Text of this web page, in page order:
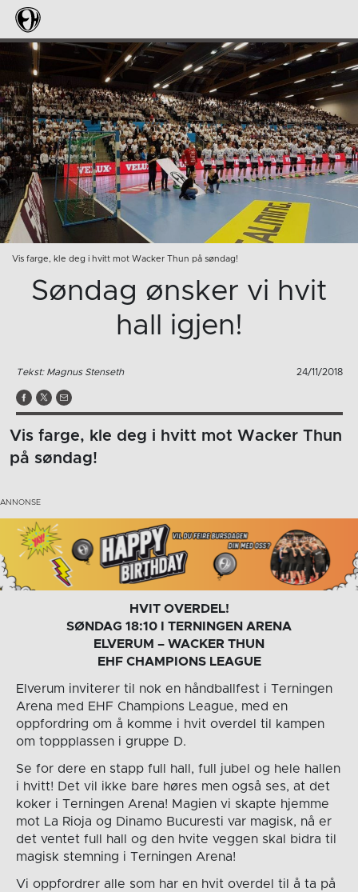
Vis farge, kle deg i hvitt mot Wacker Thun på søndag!
Søndag ønsker vi hvit
hall igjen!
Tekst: Magnus Stenseth 24/11/2018
Vis farge, kle deg i hvitt mot Wacker Thun
på søndag!
HVIT OVERDEL!
SØNDAG 18:10 I TERNINGEN ARENA
ELVERUM – WACKER THUN
EHF CHAMPIONS LEAGUE
Elverum inviterer til nok en håndballfest i Terningen
Arena med EHF Champions League, med en
oppfordring om å komme i hvit overdel til kampen
om toppplassen i gruppe D.
Se for dere en stapp full hall, full jubel og hele hallen
i hvitt! Det vil ikke bare høres men også ses, at det
koker i Terningen Arena! Magien vi skapte hjemme
mot La Rioja og Dinamo Bucuresti var magisk, nå er
det ventet full hall og den hvite veggen skal bidra til
magisk stemning i Terningen Arena!
Vi oppfordrer alle som har en hvit overdel til å ta på